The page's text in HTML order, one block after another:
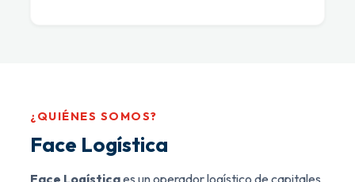
¿QUIÉNES SOMOS?
Face Logística
Face Logísticaes un operador logístico de capitales